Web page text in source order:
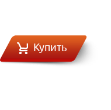
Купить